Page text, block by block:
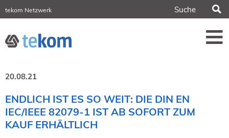
tekom Netzwerk
tech-writer.info
Tagungen
18.-19. März 2027
Information Energy
21.-23. April 2027 Online
20.08.21
ENDLICH IST ES SO WEIT: DIE DIN EN
IEC/IEEE 82079-1 IST AB SOFORT ZUM
KAUF ERHÄLTLICH